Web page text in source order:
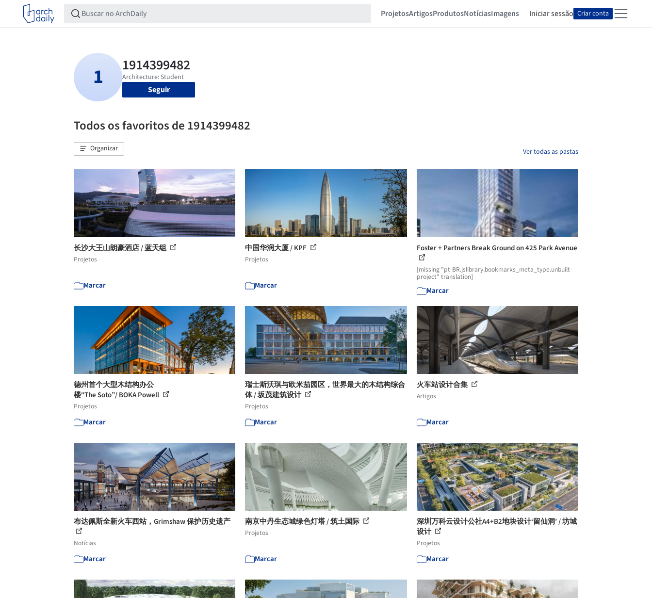
ProjetosArtigosProdutosNotíciasImagens Iniciar sessão Criar conta
Seguir
Todos os favoritos de 1914399482
Organizar Ver todas as pastas
长沙大王山朗豪酒店 / 蓝天组
Projetos
Marcar
中国华润大厦 / KPF
Projetos
Marcar
Foster + Partners Break Ground on 425 Park Avenue
[missing "pt-BR.jslibrary.bookmarks_meta_type.unbuilt-
project" translation]
Marcar
德州首个大型木结构办公
楼“The Soto”/ BOKA Powell
Projetos
Marcar
瑞士斯沃琪与欧米茄园区，世界最大的木结构综合
体 / 坂茂建筑设计
Projetos
Marcar
火车站设计合集
Artigos
Marcar
布达佩斯全新火车西站，Grimshaw 保护历史遗产
Notícias
Marcar
南京中丹生态城绿色灯塔 / 筑土国际
Projetos
Marcar
深圳万科云设计公社A4+B2地块设计‘留仙洞’ / 坊城
设计
Projetos
Marcar